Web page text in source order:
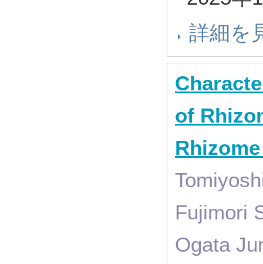
詳細を
of
Fujimori
Ogata